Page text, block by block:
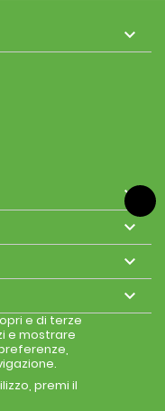





e di terze
e mostrare
premi il